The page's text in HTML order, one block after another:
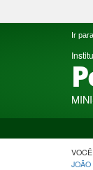
Ir